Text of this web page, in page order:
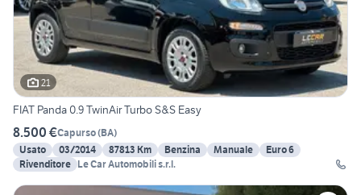
21
FIAT Panda 0.9 TwinAir Turbo S&S Easy
8.500 €Capurso(BA)
Usato
03/2014 87813 Km Benzina Manuale
Euro 6
Rivenditore Le Car Automobili s.r.l.